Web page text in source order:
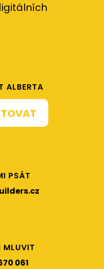
ALBERTA
PSÁT
MLUVIT
061